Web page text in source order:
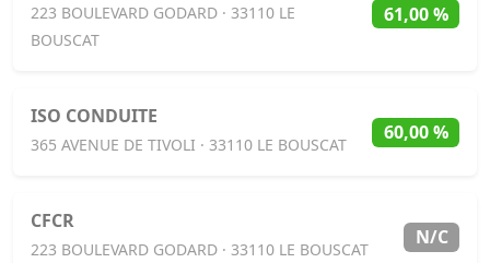
223 BOULEVARD GODARD · 33110 LE
BOUSCAT
61,00 %
ISO CONDUITE
365 AVENUE DE TIVOLI · 33110 LE BOUSCAT
60,00 %
CFCR
223 BOULEVARD GODARD · 33110 LE BOUSCAT
N/C